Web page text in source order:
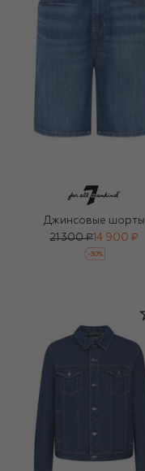
Джинсовые шорты
21 300 ₽ 14 900 ₽
-30%